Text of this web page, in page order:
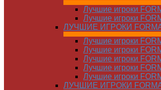
Лучшие игроки
Лучшие игроки
ЛУЧШИЕ ИГРОКИ
Лучшие игроки
Лучшие игроки
Лучшие игроки
Лучшие игроки
Лучшие игроки
ЛУЧШИЕ ИГРОКИ